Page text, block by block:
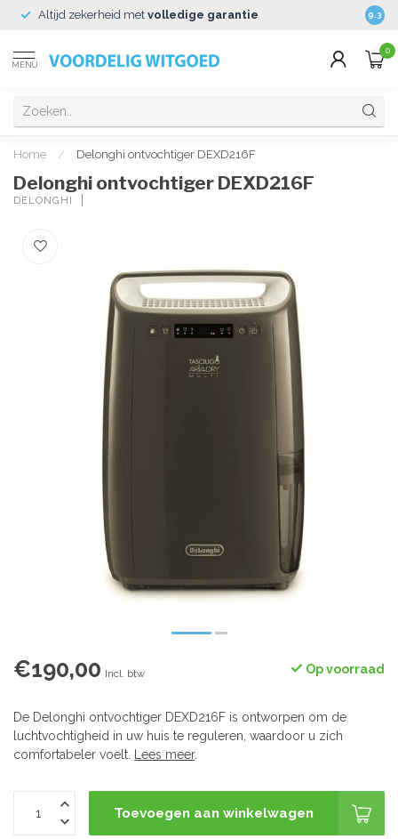
Altijd zekerheid met volledige garantie 9.3
MENU
0
Home / Delonghi ontvochtiger DEXD216F
Delonghi ontvochtiger DEXD216F
DELONGHI
€190,00 Incl. btw Op voorraad
De Delonghi ontvochtiger DEXD216F is ontworpen om de
luchtvochtigheid in uw huis te reguleren, waardoor u zich
comfortabeler voelt. Lees meer.
Toevoegen aan winkelwagen